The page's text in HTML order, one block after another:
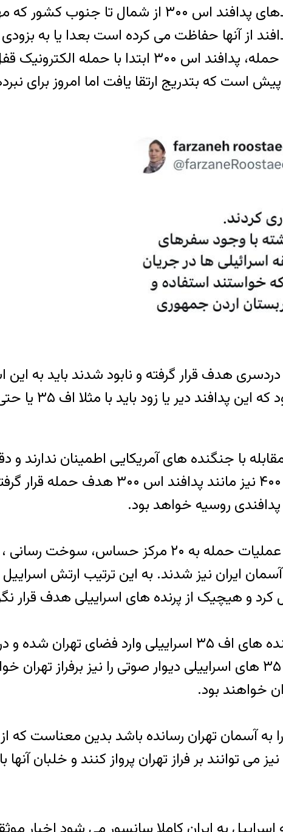
۱ حمله سازماندهی شده به همه واحدهای
از آنها حفاظت می کرده است بعدا یا به
منابع کاملا معتبر گفته اند که در شب حمله،
این پدافند متعلق به ۵۴ سال پیش است که بتدریج ارتقا یافت
خود نیز به توانایی اس ۴۰۰ در مقابله با جنگنده های آمریکایی
ندادند چون احتمال می دهند که اس
روسیه خواهد بود.
۲ حداقل صد هواپیماهای اسراییل در عملیات
کرد و هیچیک از پرنده های اسراییلی هدف قرار
۳ منابع اسراییلی اعلام کردند که جنگنده های اف ۳۵
باشد در دور بعدی حملات احتمالا اف ۳۵ های اسراییلی دیوار
خواهند بود.
به آسمان تهران رسانده باشد بدین معناست که
می توانند بر فراز تهران پرواز کنند و خلبان